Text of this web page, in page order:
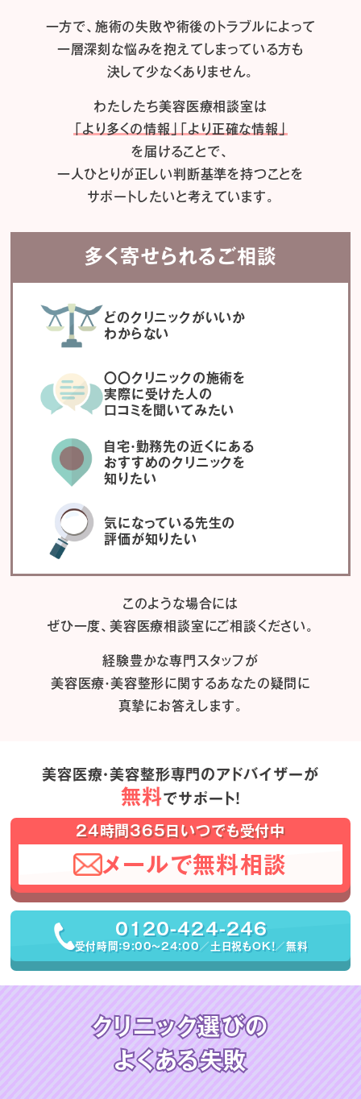
一方で、施術の失敗や術後のトラブルによって
一層深刻な悩みを抱えてしまっている方も
決して少なくありません。
わたしたち美容医療相談室は
「より多くの情報」「より正確な情報」
を届けることで、
一人ひとりが正しい判断基準を持つことを
サポートしたいと考えています。
多く寄せられるご相談
どのクリニックがいいか
わからない
〇〇クリニックの施術を
実際に受けた人の
口コミを聞いてみたい
自宅・勤務先の近くにある
おすすめのクリニックを
知りたい
気になっている先生の
評価が知りたい
このような場合には
ぜひ一度、美容医療相談室にご相談ください。
経験豊かな専門スタッフが
美容医療・美容整形に関するあなたの疑問に
真摯にお答えします。
美容医療・美容整形専門のアドバイザーが
無料でサポート！
24時間365日いつでも受付中
メールで無料相談
0120-424-246
受付時間：9:00〜24:00／土日祝もOK！／無料
クリニック選びの
よくある失敗